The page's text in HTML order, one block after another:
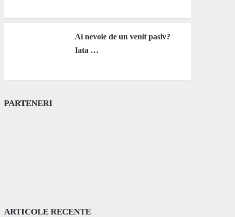
Ai nevoie de un venit pasiv?
Iata …
PARTENERI
ARTICOLE RECENTE